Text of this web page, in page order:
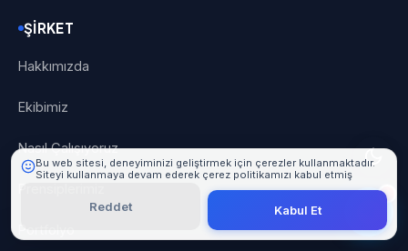
ŞIRKET
Hakkımızda
Ekibimiz
Nasıl Çalışıyoruz
Bu web sitesi, deneyiminizi geliştirmek için çerezler kullanmaktadır.
Siteyi kullanmaya devam ederek çerez politikamızı kabul etmiş
Reddet Kabul Et